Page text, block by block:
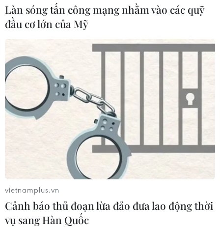
04/08/2026 01:40
Xem thêm
CƠ QUAN CHỦ QUẢN: THÔNG TẤN XÃ VIỆT NAM
Tổng Biên tập: TRẦN TIẾN DUẨN
Phó Tổng Biên tập: NGUYỄN THỊ TÁM, KHÚC THANH
Sở hữu trí tuệ
Quy định sử dụng
RSS
Làn sóng tấn công mạng nhằm vào các quỹ
đầu cơ lớn của Mỹ
vietnamplus.vn
Cảnh báo thủ đoạn lừa đảo đưa lao động thời
vụ sang Hàn Quốc